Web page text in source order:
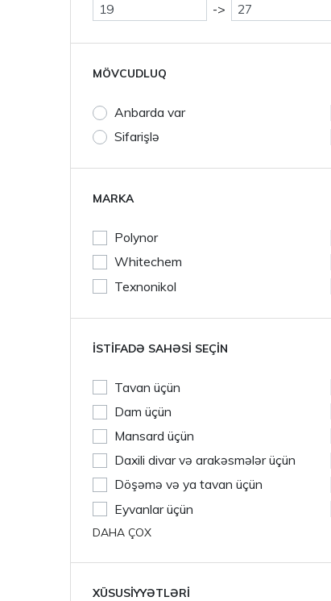
->
MÖVCUDLUQ
Anbarda var
Sifarişlə
MARKA
Polynor
Whitechem
Texnonikol
İSTIFADƏ SAHƏSI SEÇIN
Tavan üçün
Dam üçün
Mansard üçün
Daxili divar və arakəsmələr üçün
Döşəmə və ya tavan üçün
Eyvanlar üçün
DAHA ÇOX
XÜSUSIYYƏTLƏRI